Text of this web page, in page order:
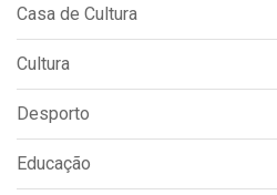
Casa de Cultura
Cultura
Desporto
Educação